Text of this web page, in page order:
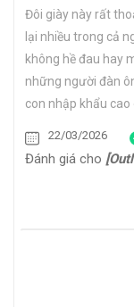
Đôi giày này rất
lại nhiều trong cả
không hề đau hay
những người đàn
con nhập khẩu cao
22/03/2026
Đánh giá cho [Outlet